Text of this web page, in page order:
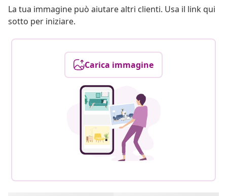
La tua immagine può aiutare altri clienti. Usa il link qui
sotto per iniziare.
Carica immagine